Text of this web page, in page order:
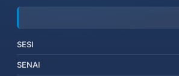
SESI
SENAI